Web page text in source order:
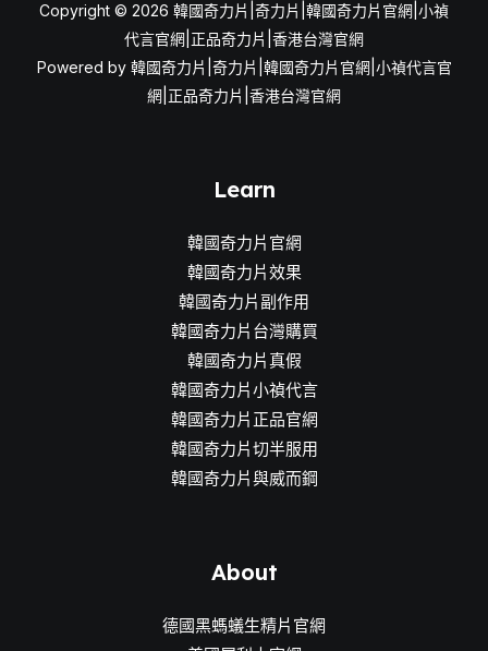
Copyright © 2026 韓國奇力片|奇力片|韓國奇力片官網|小禎
代言官網|正品奇力片|香港台灣官網
Powered by 韓國奇力片|奇力片|韓國奇力片官網|小禎代言官
網|正品奇力片|香港台灣官網
Learn
韓國奇力片官網
韓國奇力片效果
韓國奇力片副作用
韓國奇力片台灣購買
韓國奇力片真假
韓國奇力片小禎代言
韓國奇力片正品官網
韓國奇力片切半服用
韓國奇力片與威而鋼
About
德國黑螞蟻生精片官網